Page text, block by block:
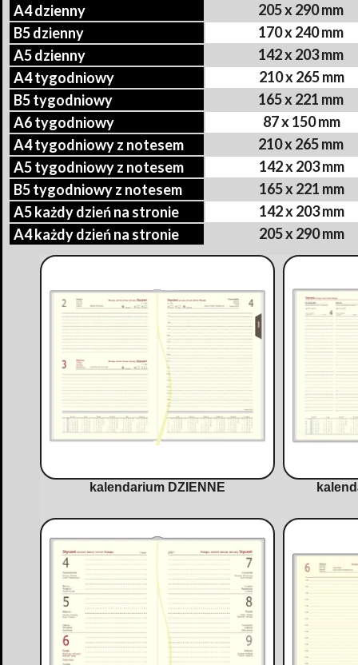
A4 dzienny
205 x 290 mm
B5 dzienny
170 x 240 mm
A5 dzienny
142 x 203 mm
A4 tygodniowy
210 x 265 mm
B5 tygodniowy
165 x 221 mm
A6 tygodniowy
87 x 150 mm
A4 tygodniowy z notesem
210 x 265 mm
A5 tygodniowy z notesem
142 x 203 mm
B5 tygodniowy z notesem
165 x 221 mm
A5 każdy dzień na stronie
142 x 203 mm
A4 każdy dzień na stronie
205 x 290 mm
kalendarium DZIENNE